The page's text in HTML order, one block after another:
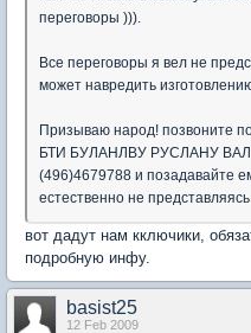
переговоры ))).
Все переговоры я вел не
может навредить
Призываю народ! позвоните
БТИ БУЛАНЛВУ РУСЛАНУ
(496)4679788 и позадавайте
естественно не
вот дадут нам кключики,
подробную инфу.
basist25
12 Feb 2009